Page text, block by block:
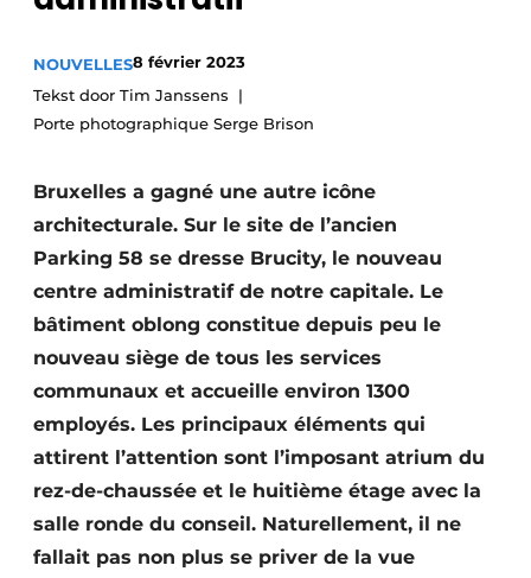
Video’s
Construction bois
Contrôle d’accès
Éclairage
Façades
Géotextiles
Infrastructures souterraines et égouttage
Protection solaire
NOUVELLES8 février 2023
Tekst door Tim Janssens
Porte photographique Serge Brison
Bruxelles a gagné une autre icône
architecturale. Sur le site de l’ancien
Parking 58 se dresse Brucity, le nouveau
centre administratif de notre capitale. Le
bâtiment oblong constitue depuis peu le
nouveau siège de tous les services
communaux et accueille environ 1300
employés. Les principaux éléments qui
attirent l’attention sont l’imposant atrium du
rez-de-chaussée et le huitième étage avec la
salle ronde du conseil. Naturellement, il ne
fallait pas non plus se priver de la vue